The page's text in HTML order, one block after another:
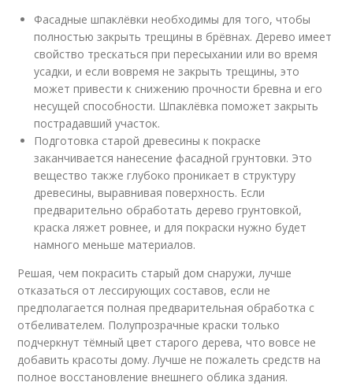
Фасадные шпаклёвки необходимы для того, чтобы
полностью закрыть трещины в брёвнах. Дерево имеет
свойство трескаться при пересыхании или во время
усадки, и если вовремя не закрыть трещины, это
может привести к снижению прочности бревна и его
несущей способности. Шпаклёвка поможет закрыть
пострадавший участок.
Подготовка старой древесины к покраске
заканчивается нанесение фасадной грунтовки. Это
вещество также глубоко проникает в структуру
древесины, выравнивая поверхность. Если
предварительно обработать дерево грунтовкой,
краска ляжет ровнее, и для покраски нужно будет
намного меньше материалов.
Решая, чем покрасить старый дом снаружи, лучше
отказаться от лессирующих составов, если не
предполагается полная предварительная обработка с
отбеливателем. Полупрозрачные краски только
подчеркнут тёмный цвет старого дерева, что вовсе не
добавить красоты дому. Лучше не пожалеть средств на
полное восстановление внешнего облика здания.